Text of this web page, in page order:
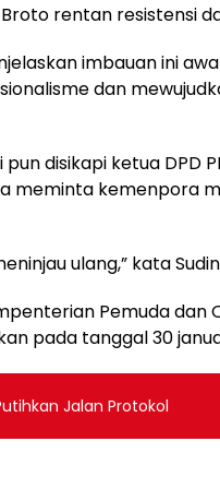
rentan resistensi
imbauan ini
dan
disikapi ketua DPD
meminta kemenpora
ulang,” kata Sudin
Pemuda
pada tanggal 30
Jalan Protokol